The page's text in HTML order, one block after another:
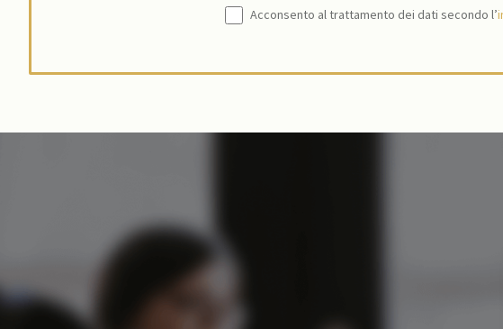
Acconsento al trattamento dei dati secondo l’